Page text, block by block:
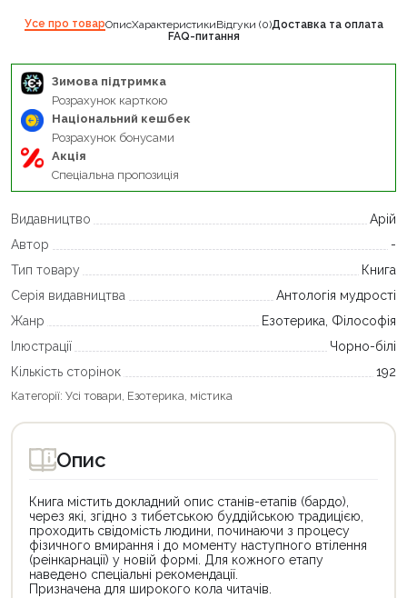
Усе про товарОписХарактеристикиВідгуки (0)Доставка та оплата
FAQ-питання
Зимова підтримка
Розрахунок карткою
Національний кешбек
Розрахунок бонусами
Акція
Спеціальна пропозиція
Видавництво
Арій
Автор
-
Тип товару
Книга
Серія видавництва
Антологія мудрості
Жанр
Езотерика, Філософія
Ілюстрації
Чорно-білі
Кількість сторінок
192
Категорії: Усі товари, Езотерика, містика
Опис
Книга містить докладний опис станів-етапів (бардо),
через які, згідно з тибетською буддійською традицією,
проходить свідомість людини, починаючи з процесу
фізичного вмирання і до моменту наступного втілення
(реінкарнації) у новій формі. Для кожного етапу
наведено спеціальні рекомендації.
Призначена для широкого кола читачів.